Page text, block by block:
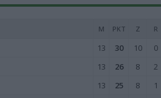
M PKT Z R
13 30 10 0
13 26 8 2
13 25 8 1